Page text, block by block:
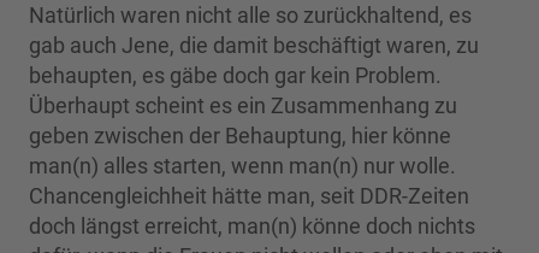
Natürlich waren nicht alle so zurückhaltend, es
gab auch Jene, die damit beschäftigt waren, zu
behaupten, es gäbe doch gar kein Problem.
Überhaupt scheint es ein Zusammenhang zu
geben zwischen der Behauptung, hier könne
man(n) alles starten, wenn man(n) nur wolle.
Chancengleichheit hätte man, seit DDR-Zeiten
doch längst erreicht, man(n) könne doch nichts